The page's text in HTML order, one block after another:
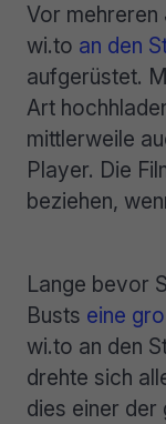
Vor mehreren
wi.to an den
aufgerüstet.
Art
mittlerweile
Player. Die
beziehen,
Lange bevor
Busts eine
wi.to an den
drehte sich
dies einer